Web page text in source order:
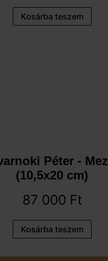
Kosárba teszem
Péter -
(10,5x20 cm)
87 000 Ft
Kosárba teszem